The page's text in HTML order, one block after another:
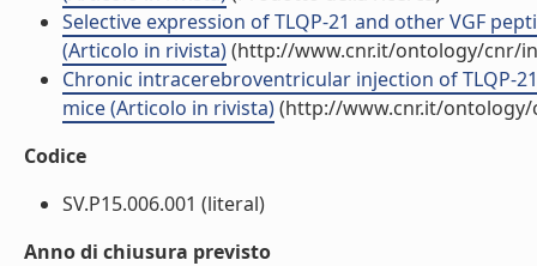
Selective expression of TLQP-21 and other VGF
(Articolo in rivista)(http://www.cnr.it/ontology/cnr/
Chronic intracerebroventricular injection of TLQP-
mice (Articolo in rivista)(http://www.cnr.it/
Codice
SV.P15.006.001 (literal)
Anno di chiusura previsto